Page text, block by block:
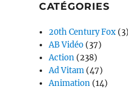
CATÉGORIES
20th Century Fox (3)
AB Vidéo (37)
Action (238)
Ad Vitam (47)
Animation (14)